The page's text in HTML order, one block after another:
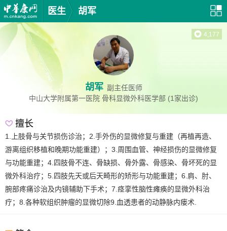
医生 胡军
胡军 副主任医师
中山大学附属第一医院 骨科显微外科医学部 (1家出诊)
4,177
擅长
1.上肢骨与关节损伤诊治；2.手外伤的显微修复与重建（再植再造、
游离组织移植和晚期功能重建）；3.周围血管、神经损伤的显微修复
与功能重建；4.四肢骨不连、骨缺损、骨外露、骨感染、骨坏死的显
微外科治疗；5.四肢先天或后天畸形的矫形与功能重建；6.肩、肘、
腕部疼痛诊治及内镜辅助下手术；7.痉挛性脑性瘫痪的显微外科治
疗；8.各种软组织肿瘤的显微切除9.血透患者的动静脉内瘘术.